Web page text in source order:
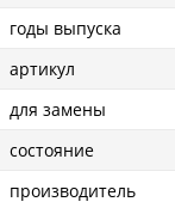
годы выпуска
артикул
для замены
состояние
производитель